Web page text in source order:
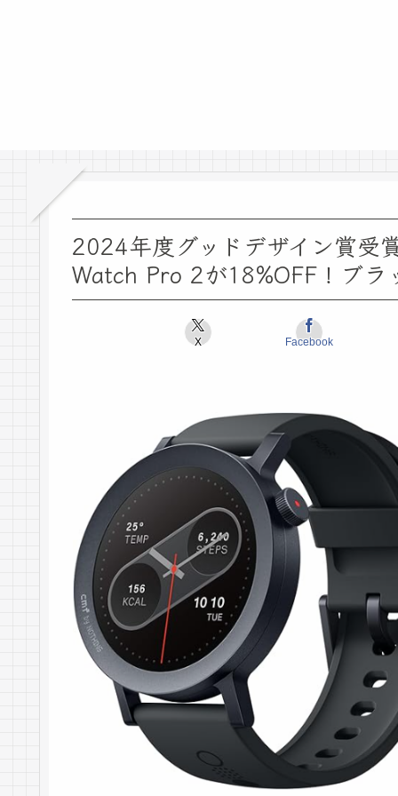
2024年度グッドデザイン賞受
Watch Pro 2が18%OFF！ブ
X Facebook